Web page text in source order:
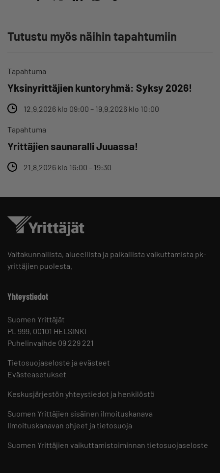
Tutustu myös näihin tapahtumiin
Tapahtuma
Yksinyrittäjien kuntoryhmä: Syksy 2026!
12.9.2026 klo 09:00 – 19.9.2026 klo 10:00
Tapahtuma
Yrittäjien saunaralli Juuassa!
21.8.2026 klo 16:00 – 19:30
Valtakunnallista, alueellista ja paikallista vaikuttamista pk-
yrittäjien puolesta.
Yhteystiedot
Suomen Yrittäjät
PL 999, 00101 HELSINKI
Puhelinvaihde 09 229 221
Tietosuojaseloste ja evästeet
Evästeasetukset
Keskusjärjestön yhteystiedot ja henkilöstö
Suomen Yrittäjien sisäinen ilmoituskanava
Ilmoituskanavan ohjeet ja tietosuoja
Suomen Yrittäjien vaikuttamistoiminnan tietosuojaseloste